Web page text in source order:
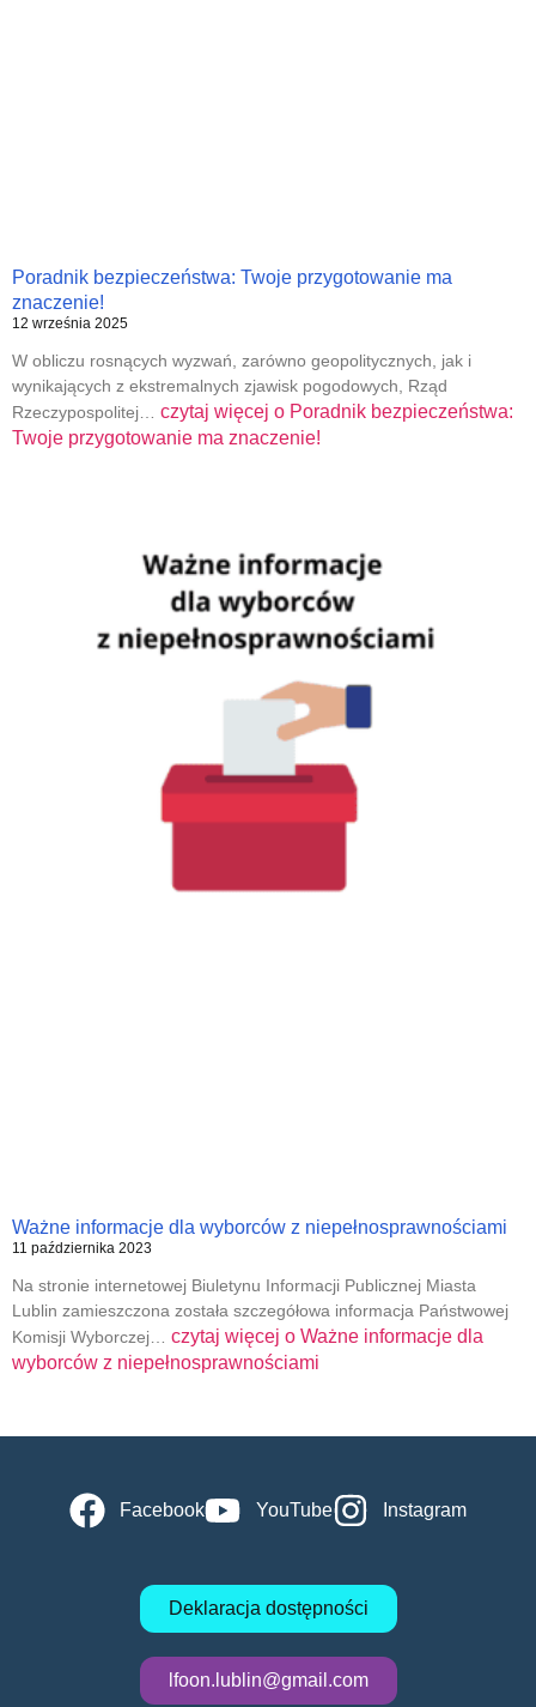
Poradnik bezpieczeństwa: Twoje przygotowanie ma
znaczenie!
12 września 2025
W obliczu rosnących wyzwań, zarówno geopolitycznych, jak i
wynikających z ekstremalnych zjawisk pogodowych, Rząd
Rzeczypospolitej… czytaj więcej o Poradnik bezpieczeństwa:
Twoje przygotowanie ma znaczenie!
Ważne informacje dla wyborców z niepełnosprawnościami
11 października 2023
Na stronie internetowej Biuletynu Informacji Publicznej Miasta
Lublin zamieszczona została szczegółowa informacja Państwowej
Komisji Wyborczej… czytaj więcej o Ważne informacje dla
wyborców z niepełnosprawnościami
Facebook YouTube Instagram
Deklaracja dostępności
lfoon.lublin@gmail.com